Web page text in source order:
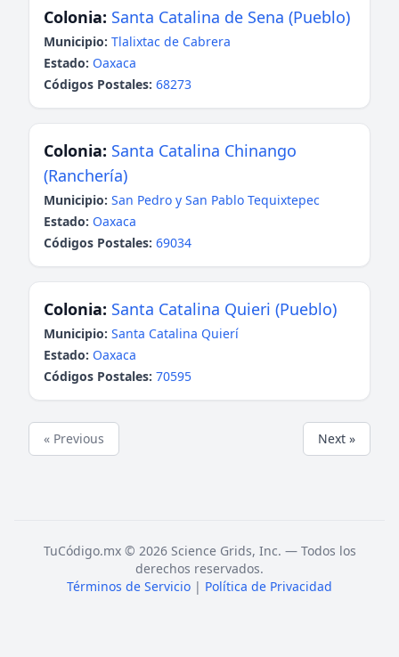
Colonia: Santa Catalina de Sena (Pueblo)
Municipio: Tlalixtac de Cabrera
Estado: Oaxaca
Códigos Postales: 68273
Colonia: Santa Catalina Chinango
(Ranchería)
Municipio: San Pedro y San Pablo Tequixtepec
Estado: Oaxaca
Códigos Postales: 69034
Colonia: Santa Catalina Quieri (Pueblo)
Municipio: Santa Catalina Quierí
Estado: Oaxaca
Códigos Postales: 70595
« Previous Next »
TuCódigo.mx © 2026 Science Grids, Inc. — Todos los
derechos reservados.
Términos de Servicio | Política de Privacidad